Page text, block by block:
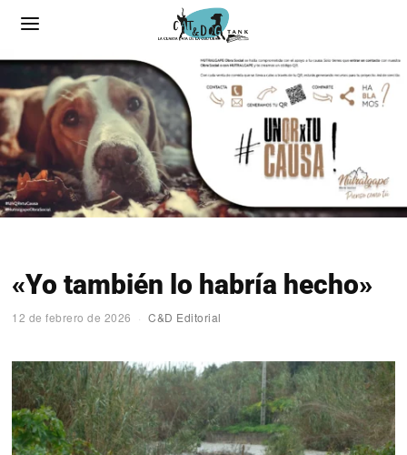
«Yo también lo habría hecho»
12 de febrero de 2026 C&D Editorial